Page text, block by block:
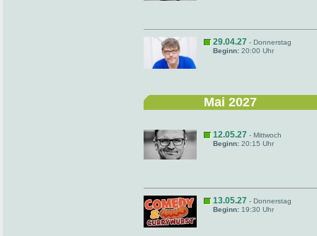
29.04.27 - Donnerstag
Beginn: 20:00 Uhr
Mai 2027
12.05.27 - Mittwoch
Beginn: 20:15 Uhr
13.05.27 - Donnerstag
Beginn: 19:30 Uhr